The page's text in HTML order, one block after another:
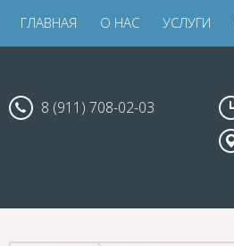
ГЛАВНАЯ О НАС УСЛУГИ
8 (911) 708-02-03